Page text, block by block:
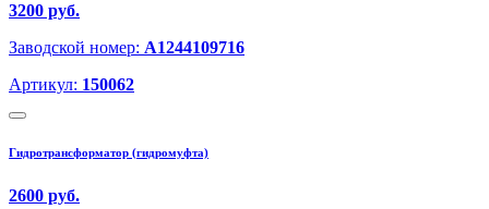
3200 руб.
Заводской номер: A1244109716
Артикул: 150062
Гидротрансформатор (гидромуфта)
2600 руб.